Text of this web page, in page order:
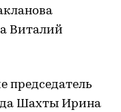
Виталий
председатель
Шахты Ирина